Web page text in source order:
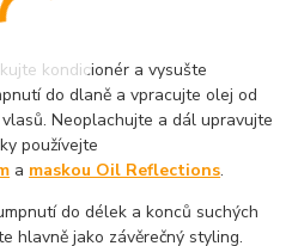
kondicionér a vysušte
do dlaně a vpracujte olej od
Neoplachujte a dál upravujte
používejte
a maskou Oil Reflections.
do délek a konců suchých
hlavně jako závěrečný styling.